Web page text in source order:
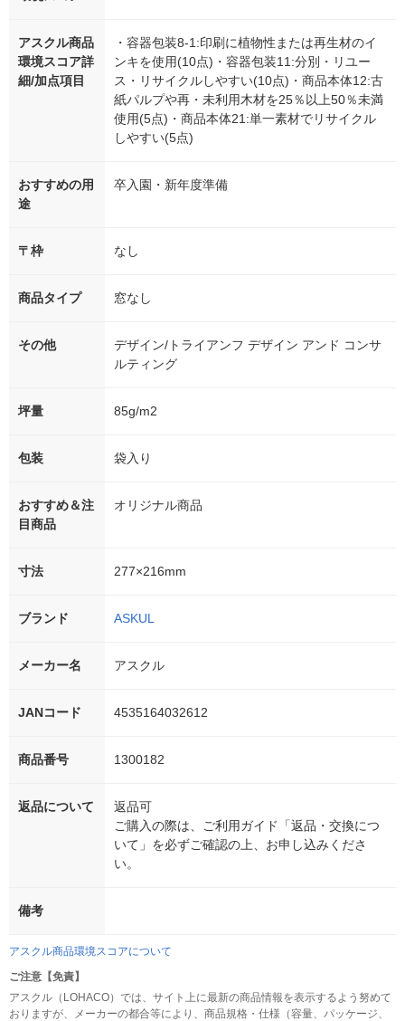
アスクル商品
環境スコア詳
細/加点項目
・容器包装8-1:印刷に植物性または再生材のイ
ンキを使用(10点)・容器包装11:分別・リユー
ス・リサイクルしやすい(10点)・商品本体12:古
紙パルプや再・未利用木材を25％以上50％未満
使用(5点)・商品本体21:単一素材でリサイクル
しやすい(5点)
おすすめの用
途
卒入園・新年度準備
〒枠 なし
商品タイプ 窓なし
その他
デザイン/トライアンフ デザイン アンド コンサ
ルティング
坪量 85g/m2
包装 袋入り
おすすめ＆注
目商品
オリジナル商品
寸法 277×216mm
ブランド ASKUL
メーカー名 アスクル
JANコード 4535164032612
商品番号 1300182
返品について
返品可
ご購入の際は、ご利用ガイド「返品・交換につ
いて」を必ずご確認の上、お申し込みくださ
い。
備考
アスクル商品環境スコアについて
ご注意【免責】
アスクル（LOHACO）では、サイト上に最新の商品情報を表示するよう努めて
おりますが、メーカーの都合等により、商品規格・仕様（容量、パッケージ、